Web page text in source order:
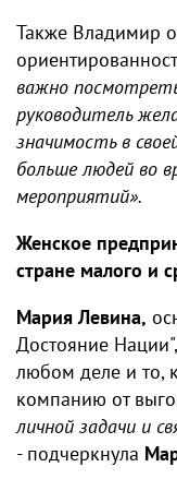
Также Владимир
важно
руководитель
значимость в
больше людей во
мероприятий».
Женское
стране малого и
Мария Левина,
Достояние
любом деле и то,
компанию от
личной задачи и
- подчеркнула